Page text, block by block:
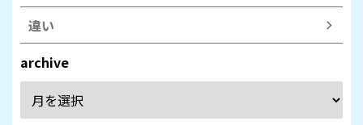
違い
archive